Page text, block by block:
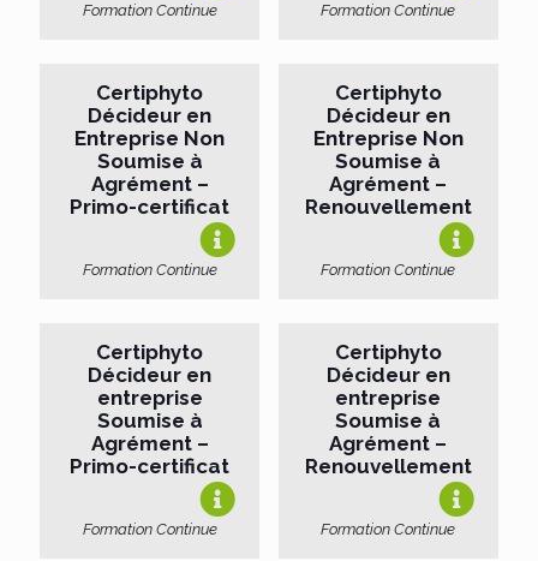
Formation Continue Formation Continue
Certiphyto
Décideur en
Entreprise Non
Soumise à
Agrément –
Primo-certificat
Formation Continue
Certiphyto
Décideur en
Entreprise Non
Soumise à
Agrément –
Renouvellement
Formation Continue
Certiphyto
Décideur en
entreprise
Soumise à
Agrément –
Primo-certificat
Formation Continue
Certiphyto
Décideur en
entreprise
Soumise à
Agrément –
Renouvellement
Formation Continue